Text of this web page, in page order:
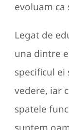
evoluam ca
Legat de
una dintre
specificul ei
vedere, iar
spatele